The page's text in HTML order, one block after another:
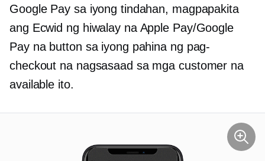
Google Pay sa iyong tindahan, magpapakita
ang Ecwid ng hiwalay na Apple Pay/Google
Pay na button sa iyong pahina ng pag-
checkout na nagsasaad sa mga customer na
available ito.